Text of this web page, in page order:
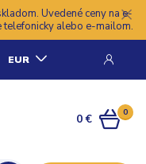
Uvedené ceny na e-
telefonicky alebo e-mailom.
EUR
0
0 €